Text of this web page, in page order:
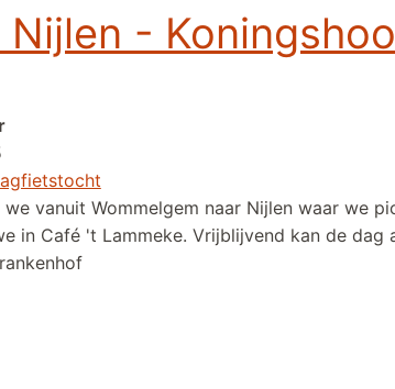
-
vanuit Wommelgem naar Nijlen waar we
in Café 't Lammeke. Vrijblijvend kan de